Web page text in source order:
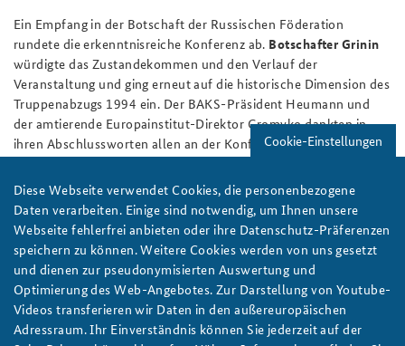
Ein Empfang in der Botschaft der Russischen Föderation
rundete die erkenntnisreiche Konferenz ab. Botschafter Grinin
würdigte das Zustandekommen und den Verlauf der
Veranstaltung und ging erneut auf die historische Dimension des
Truppenabzugs 1994 ein. Der BAKS-Präsident Heumann und
der amtierende Europainstitut-Direktor Gromyko dankten in
ihren Abschlussworten allen an der Konferenzvorbereitung und
Kernbotschaften des Tages.
Gerhard Almer
Working Paper topic:
Political Debate
Region:
Cookie-Einstellungen
Diese Webseite verwendet Cookies, die personenbezogene
Daten verarbeiten. Einige sind notwendig, um Ihnen unsere
Webseite fehlerfrei anbieten oder ihre Datenschutz-Präferenzen
speichern zu können. Weitere Cookies werden von uns gesetzt
und dienen zur pseudonymisierten Auswertung und
Optimierung des Web-Angebotes. Zur Darstellung von Youtube-
Videos transferieren wir Daten in den außereuropäischen
Adressraum. Ihr Einverständnis können Sie jederzeit auf der